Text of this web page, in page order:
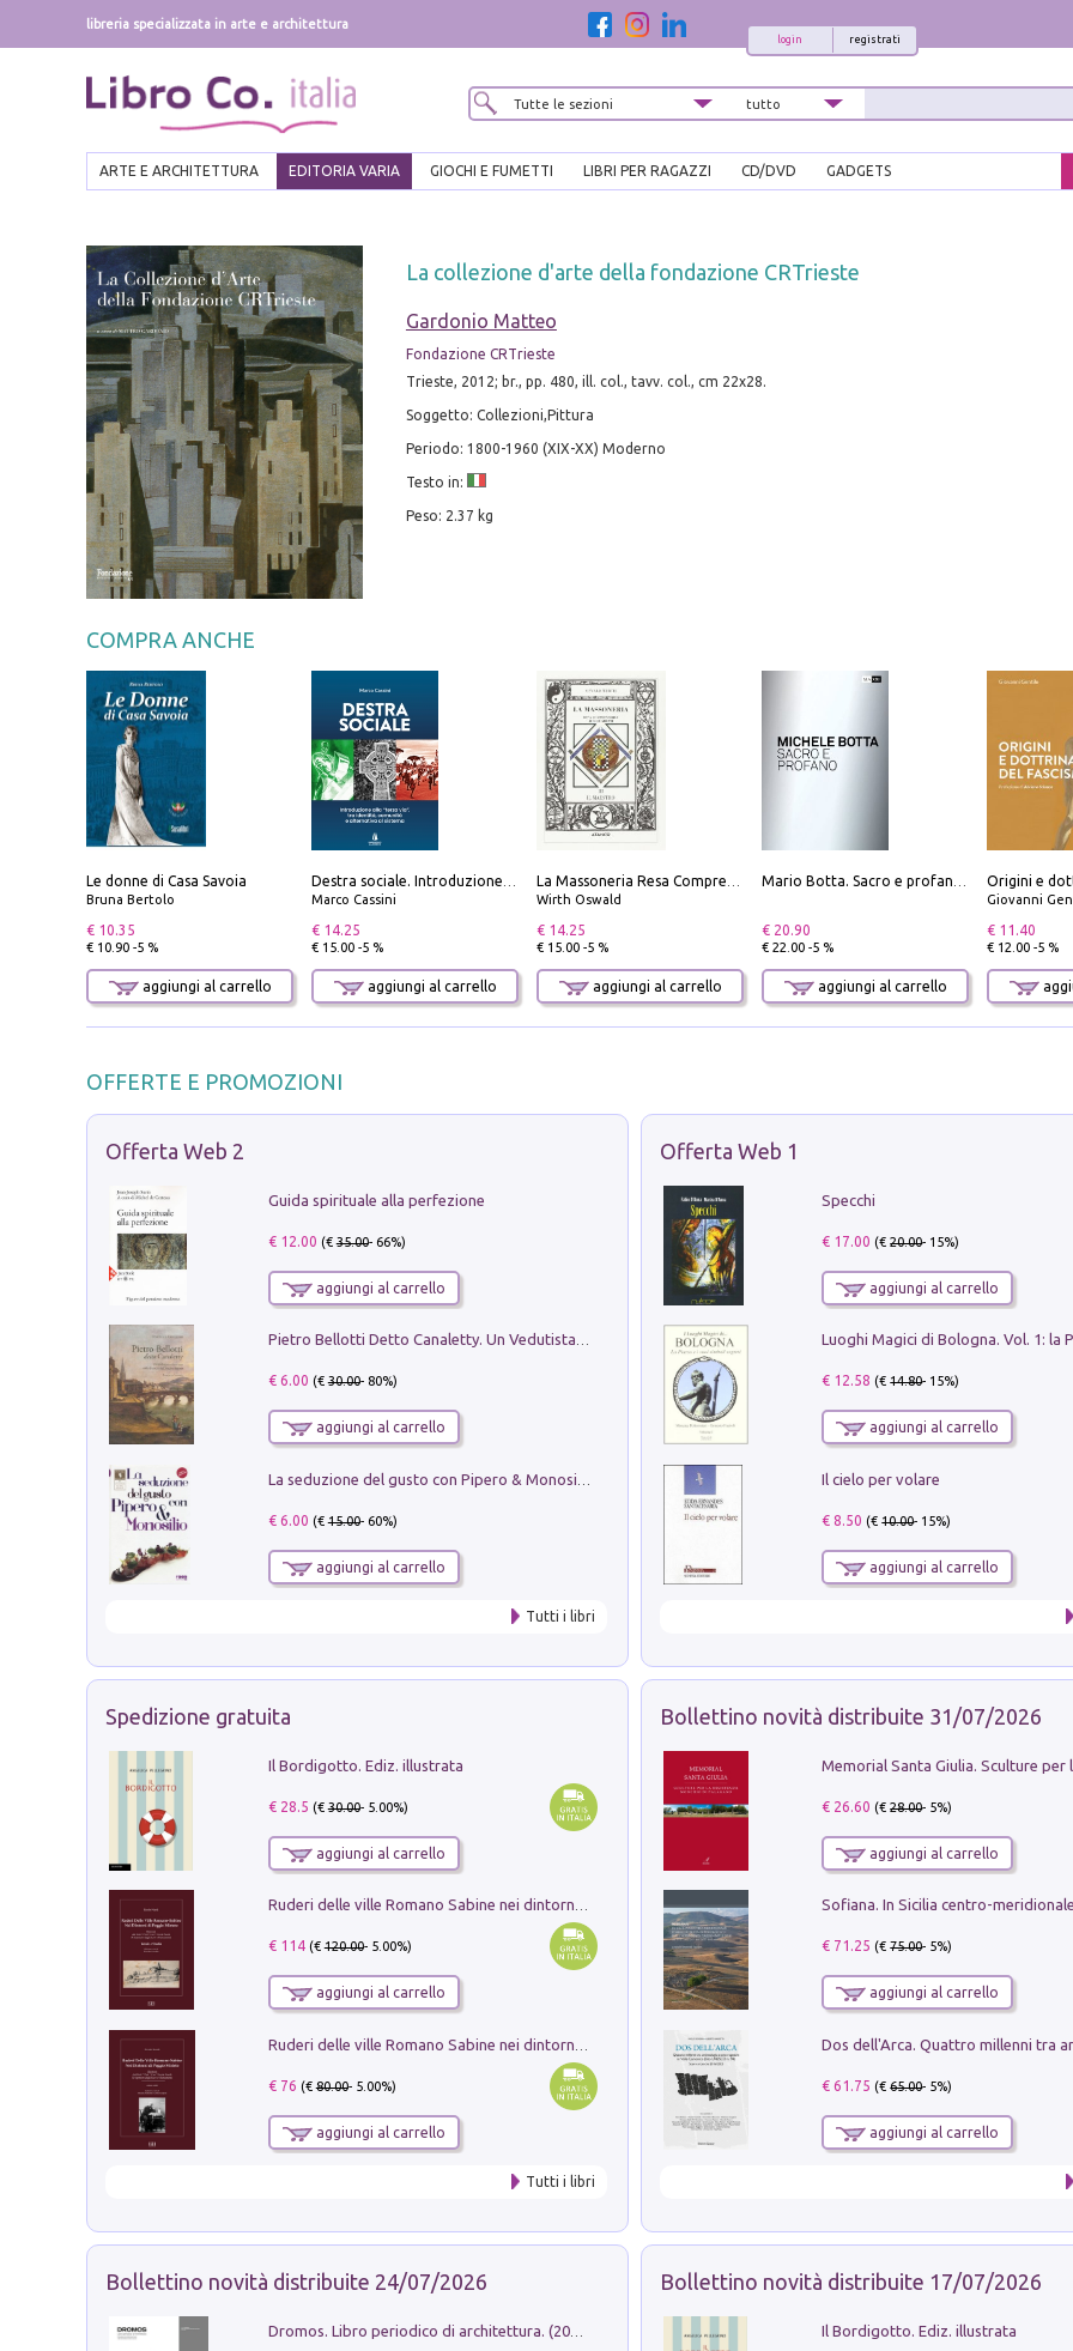
libreria specializzata in arte e architettura
registrati
login
ARTE E ARCHITETTURA EDITORIA VARIA GIOCHI E FUMETTI LIBRI PER RAGAZZI CD/DVD GADGETS
La collezione d'arte della fondazione CRTrieste
Gardonio Matteo
Fondazione CRTrieste
Trieste, 2012; br., pp. 480, ill. col., tavv. col., cm 22x28.
Soggetto: Collezioni,Pittura
Periodo: 1800-1960 (XIX-XX) Moderno
Testo in:
Peso: 2.37 kg
COMPRA ANCHE
Le donne di Casa Savoia
Bruna Bertolo
€ 10.35
€ 10.90 -5 %
aggiungi al carrello
Destra sociale. Introduzione alla «terza via», tra identità, comunità e alternativa al sistema
Marco Cassini
€ 14.25
€ 15.00 -5 %
aggiungi al carrello
La Massoneria Resa Comprensibile ai Suoi Adepti. Vol. 3: il Maestro.
Wirth Oswald
€ 14.25
€ 15.00 -5 %
aggiungi al carrello
Mario Botta. Sacro e profano-Sacred and profane
€ 20.90
€ 22.00 -5 %
aggiungi al carrello
Origini e
Giovanni
€ 11.40
€ 12.00 -5 %
OFFERTE E PROMOZIONI
Offerta Web 2
Guida spirituale alla perfezione
€ 12.00 (€35.00- 66%)
aggiungi al carrello
Pietro Bellotti Detto Canaletty. Un Vedutista Veneziano nella Francia dell'Ancien Régime
€ 6.00 (€30.00- 80%)
aggiungi al carrello
€ 6.00 (€15.00- 60%)
aggiungi al carrello
Tutti i libri
Offerta Web 1
Specchi
€ 17.00 (€20.00- 15%)
aggiungi al carrello
€ 12.58 (€14.80- 15%)
aggiungi al carrello
Il cielo per volare
€ 8.50 (€10.00- 15%)
aggiungi al carrello
Spedizione gratuita
Il Bordigotto. Ediz. illustrata
€ 28.5 (€30.00- 5.00%)
aggiungi al carrello
Ruderi delle ville Romano Sabine nei dintorni di Poggio Mirteto. Illustrati dal dott.re prof.re cav.re Ercole Nardi regio ispettore degli scavi e monumenti. Anno 1885. Tavole e studio. Con 25 tavole fuori testo in cartella editoriale
€ 114(€120.00- 5.00%)
aggiungi al carrello
€ 76 (€80.00- 5.00%)
aggiungi al carrello
Tutti i libri
Bollettino novità distribuite 31/07/2026
€ 26.60 (€28.00- 5%)
aggiungi al carrello
€ 71.25 (€75.00- 5%)
aggiungi al carrello
€ 61.75 (€65.00- 5%)
aggiungi al carrello
Bollettino novità distribuite 24/07/2026
Dromos. Libro periodico di architettura. (2026). Vol. 15: Post-model
Bollettino novità distribuite 17/07/2026
Il Bordigotto. Ediz. illustrata